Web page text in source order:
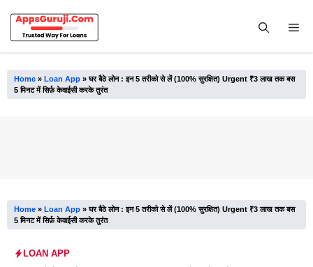
content
Home » Loan App »घर बैठे लोन : इन 5 तरीको से लें (100% सुरक्षित) Urgent ₹3 लाख तक बस
5 मिनट में सिर्फ़ केवाईसी करके तुरंत
Home » Loan App »घर बैठे लोन : इन 5 तरीको से लें (100% सुरक्षित) Urgent ₹3 लाख तक बस
5 मिनट में सिर्फ़ केवाईसी करके तुरंत
LOAN APP